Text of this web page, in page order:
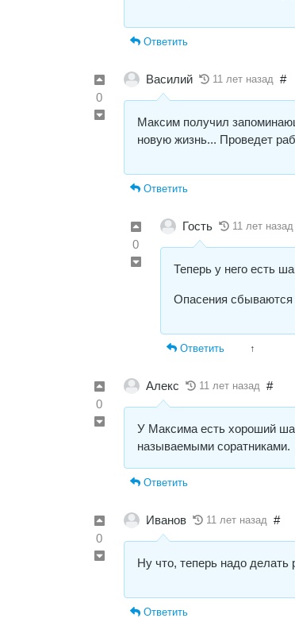
Ответить
0
Василий 11 лет назад #
Максим получил
новую жизнь... Проведет
Ответить
0
Гость 11 лет назад
Теперь у него есть
Опасения
Ответить ↑
0
Алекс 11 лет назад #
У Максима есть хороший
называемыми соратниками.
Ответить
0
Иванов 11 лет назад #
Ну что, теперь надо
Ответить